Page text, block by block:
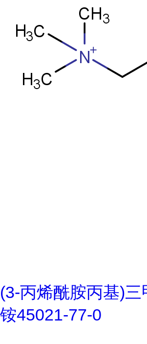
(3-丙烯酰胺丙基)三
铵45021-77-0